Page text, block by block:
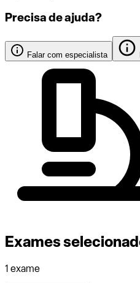
Precisa de ajuda?
Falar com especialista
Exames
1 exame